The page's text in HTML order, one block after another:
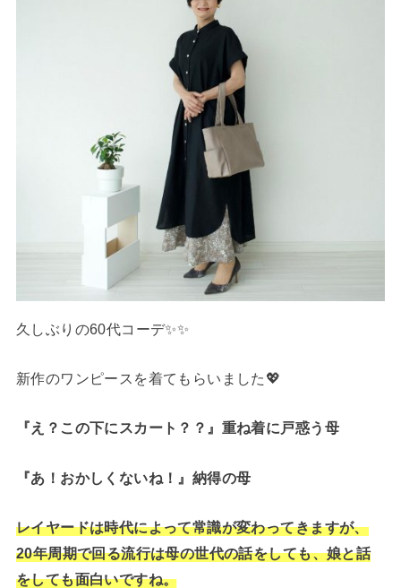
久しぶりの60代コーデ✨✨
新作のワンピースを着てもらいました💖
『え？この下にスカート？？』重ね着に戸惑う母
『あ！おかしくないね！』納得の母
レイヤードは時代によって常識が変わってきますが、
20年周期で回る流行は母の世代の話をしても、娘と話
をしても面白いですね。